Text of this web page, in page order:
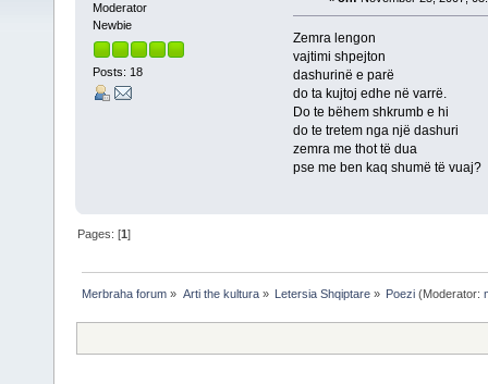
Moderator
Newbie
Posts: 18
Zemra lengon
vajtimi shpejton
dashurinë e parë
do ta kujtoj edhe në varrë.
Do te bëhem shkrumb e hi
do te tretem nga një dashuri
zemra me thot të dua
pse me ben kaq shumë të vuaj?
Pages: [1]
Merbraha forum » Arti the kultura» Letersia Shqiptare» Poezi (Moderator: